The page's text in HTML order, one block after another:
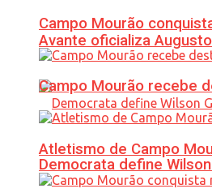
Avante oficializa
Democrata define
Campo Mourão
Campo Mourão recebe
Atletismo de Campo